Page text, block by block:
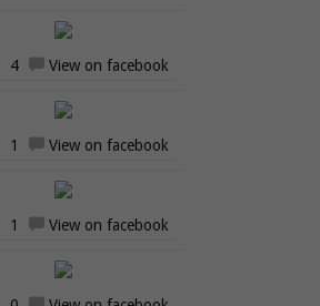
4 View on facebook
1 View on facebook
1 View on facebook